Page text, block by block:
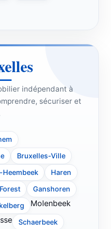
indépendant à
sécuriser et
Bruxelles-Ville
Haren
Forest
Ganshoren
Molenbeek
Schaerbeek